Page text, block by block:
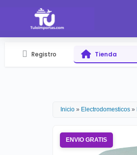
Registro Tienda
Inicio » Electrodomesticos »
ENVIO GRATIS